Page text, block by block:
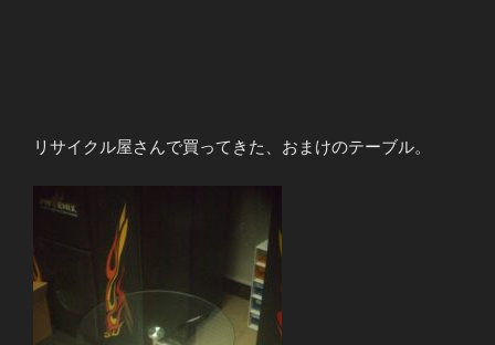
リサイクル屋さんで買ってきた、おまけのテーブル。